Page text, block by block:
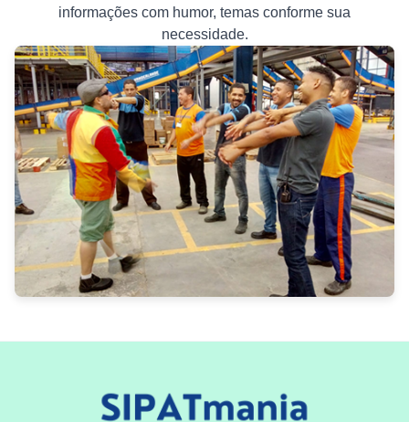
informações com humor, temas conforme sua
necessidade.